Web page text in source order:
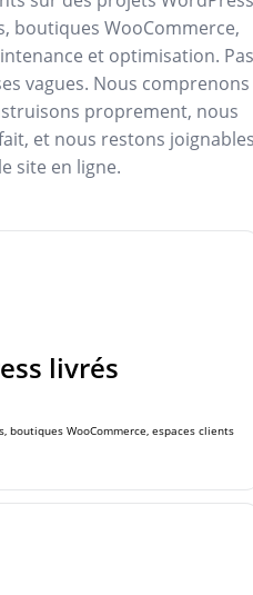
boutiques WooCommerce,
et optimisation. Pas
vagues. Nous comprenons
proprement, nous
et nous restons
site en ligne.
livrés
WooCommerce, espaces clients